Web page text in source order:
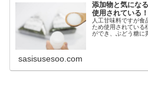
添加物と気にな
使用されている
人工甘味料ですが食
ため使用されている
ができ、ぶどう糖に
sasisusesoo.com